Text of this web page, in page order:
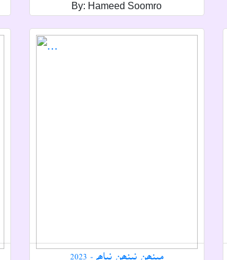
By: Hameed Soomro
مينھن نينھن نباھہ - 2023